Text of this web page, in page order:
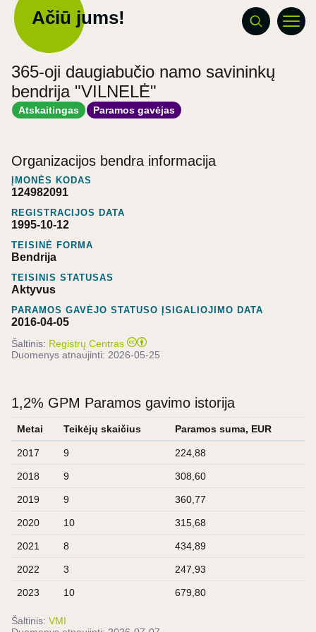
Ačiū jums!
365-oji daugiabučio namo savininkų
bendrija "VILNELĖ"
Atskaitingas Paramos gavėjas
Organizacijos bendra informacija
ĮMONĖS KODAS
124982091
REGISTRACIJOS DATA
1995-10-12
TEISINĖ FORMA
Bendrija
TEISINIS STATUSAS
Aktyvus
PARAMOS GAVĖJO STATUSO ĮSIGALIOJIMO DATA
2016-04-05
Šaltinis: Registrų Centras
Duomenys atnaujinti: 2026-05-25
1,2% GPM Paramos gavimo istorija
Metai Teikėjų skaičius Paramos suma, EUR
2017 9 224,88
2018 9 308,60
2019 9 360,77
2020 10 315,68
2021 8 434,89
2022 3 247,93
2023 10 679,80
Šaltinis: VMI